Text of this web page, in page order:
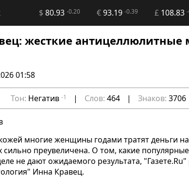
$80.93 -0.20 €93.19 -0.39 £108.83
жесткие антицеллюлитные
01:58
Тон: Негатив -1 | Слов: 464 | Знаков: 3706
многие женщины годами тратят деньги
сильно преувеличена. О том, какие
не дают ожидаемого результата, "Газете.Ru"
Инна Кравец.